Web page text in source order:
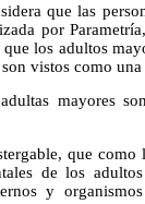
que las
por
los adultos
vistos como una
mayores
que como
de los
y